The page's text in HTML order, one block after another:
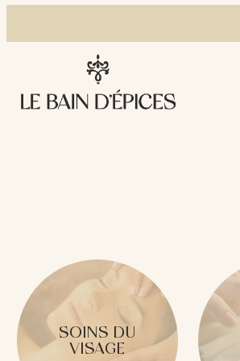
SOINS DU
VISAGE